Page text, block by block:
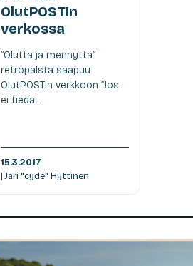
OlutPOSTIn
verkossa
”Olutta ja mennyttä”
retropalsta saapuu
OlutPOSTIn verkkoon ”Jos
ei tiedä...
15.3.2017
| Jari "cyde" Hyttinen